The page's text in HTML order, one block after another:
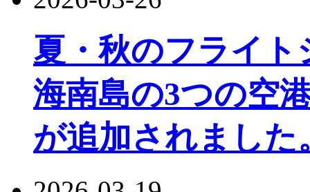
夏・秋のフライ
海南島の3つの空
が追加されました